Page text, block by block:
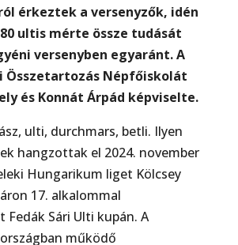
érkeztek a versenyzők, idén
ultis mérte össze tudását
versenyben egyaránt. A
Összetartozás Népfőiskolát
és Konnát Árpád képviselte.
ulti, durchmars, betli. Ilyen
hangzottak el 2024. november
Hungarikum liget Kölcsey
17. alkalommal
Fedák Sári Ulti kupán. A
működő